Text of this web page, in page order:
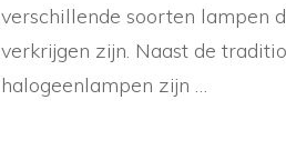
verschillende soorten lampen
verkrijgen zijn. Naast de
halogeenlampen zijn …